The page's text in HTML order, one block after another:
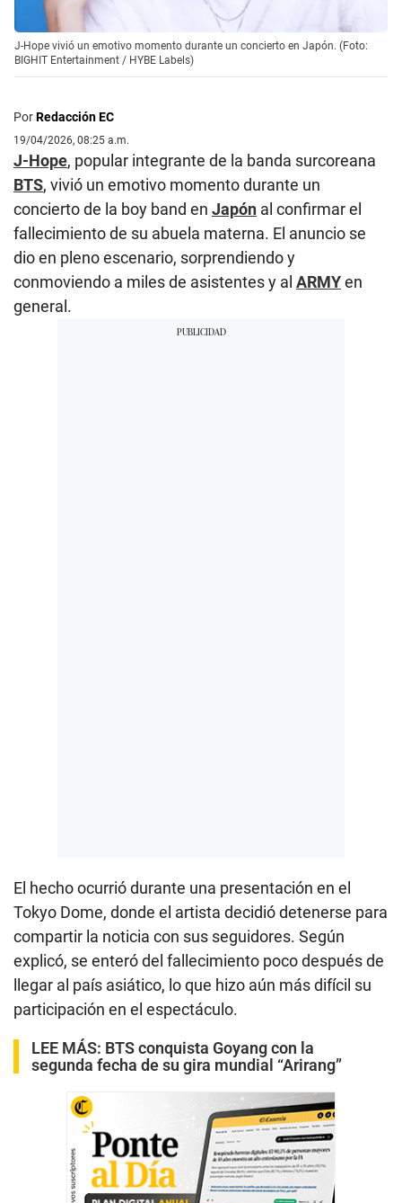
J-Hope vivió un emotivo momento durante un concierto en Japón. (Foto:
BIGHIT Entertainment / HYBE Labels)
PorRedacción EC
19/04/2026, 08:25 a.m.
J-Hope, popular integrante de la banda surcoreana
BTS, vivió un emotivo momento durante un
concierto de la boy band en Japón al confirmar el
fallecimiento de su abuela materna. El anuncio se
dio en pleno escenario, sorprendiendo y
conmoviendo a miles de asistentes y al ARMYen
general.
El hecho ocurrió durante una presentación en el
Tokyo Dome, donde el artista decidió detenerse para
compartir la noticia con sus seguidores. Según
explicó, se enteró del fallecimiento poco después de
llegar al país asiático, lo que hizo aún más difícil su
participación en el espectáculo.
LEE MÁS: BTS conquista Goyang con la
segunda fecha de su gira mundial “Arirang”